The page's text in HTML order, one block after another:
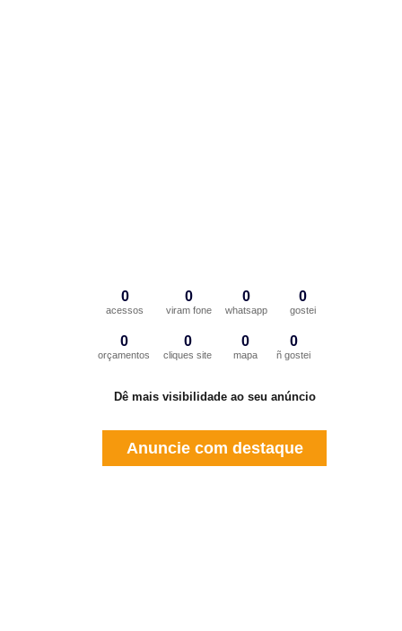
0
acessos
0
viram fone
0
whatsapp
0
gostei
0
orçamentos
0
cliques site
0
mapa
0
ñ gostei
Dê mais visibilidade ao seu anúncio
Anuncie com destaque